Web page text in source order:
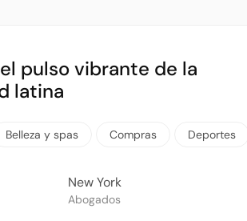
pulso vibrante de la
latina
Belleza y spas Compras Deportes
New York
Abogados